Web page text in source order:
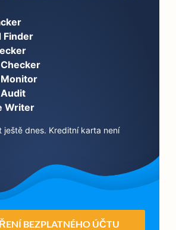
Finder
Writer
ještě dnes. Kreditní karta není
BEZPLATNÉHO ÚČTU